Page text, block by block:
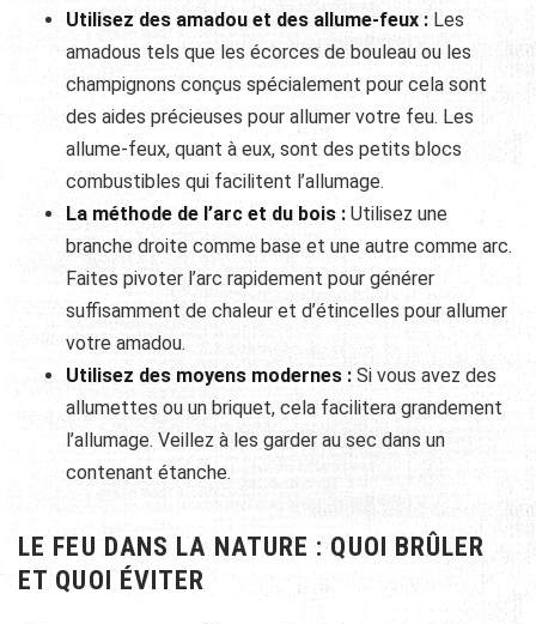
Utilisez des amadou et des allume-feux : Les
amadous tels que les écorces de bouleau ou les
champignons conçus spécialement pour cela sont
des aides précieuses pour allumer votre feu. Les
allume-feux, quant à eux, sont des petits blocs
combustibles qui facilitent l’allumage.
La méthode de l’arc et du bois : Utilisez une
branche droite comme base et une autre comme arc.
Faites pivoter l’arc rapidement pour générer
suffisamment de chaleur et d’étincelles pour allumer
votre amadou.
Utilisez des moyens modernes : Si vous avez des
allumettes ou un briquet, cela facilitera grandement
l’allumage. Veillez à les garder au sec dans un
contenant étanche.
LE FEU DANS LA NATURE : QUOI BRÛLER
ET QUOI ÉVITER